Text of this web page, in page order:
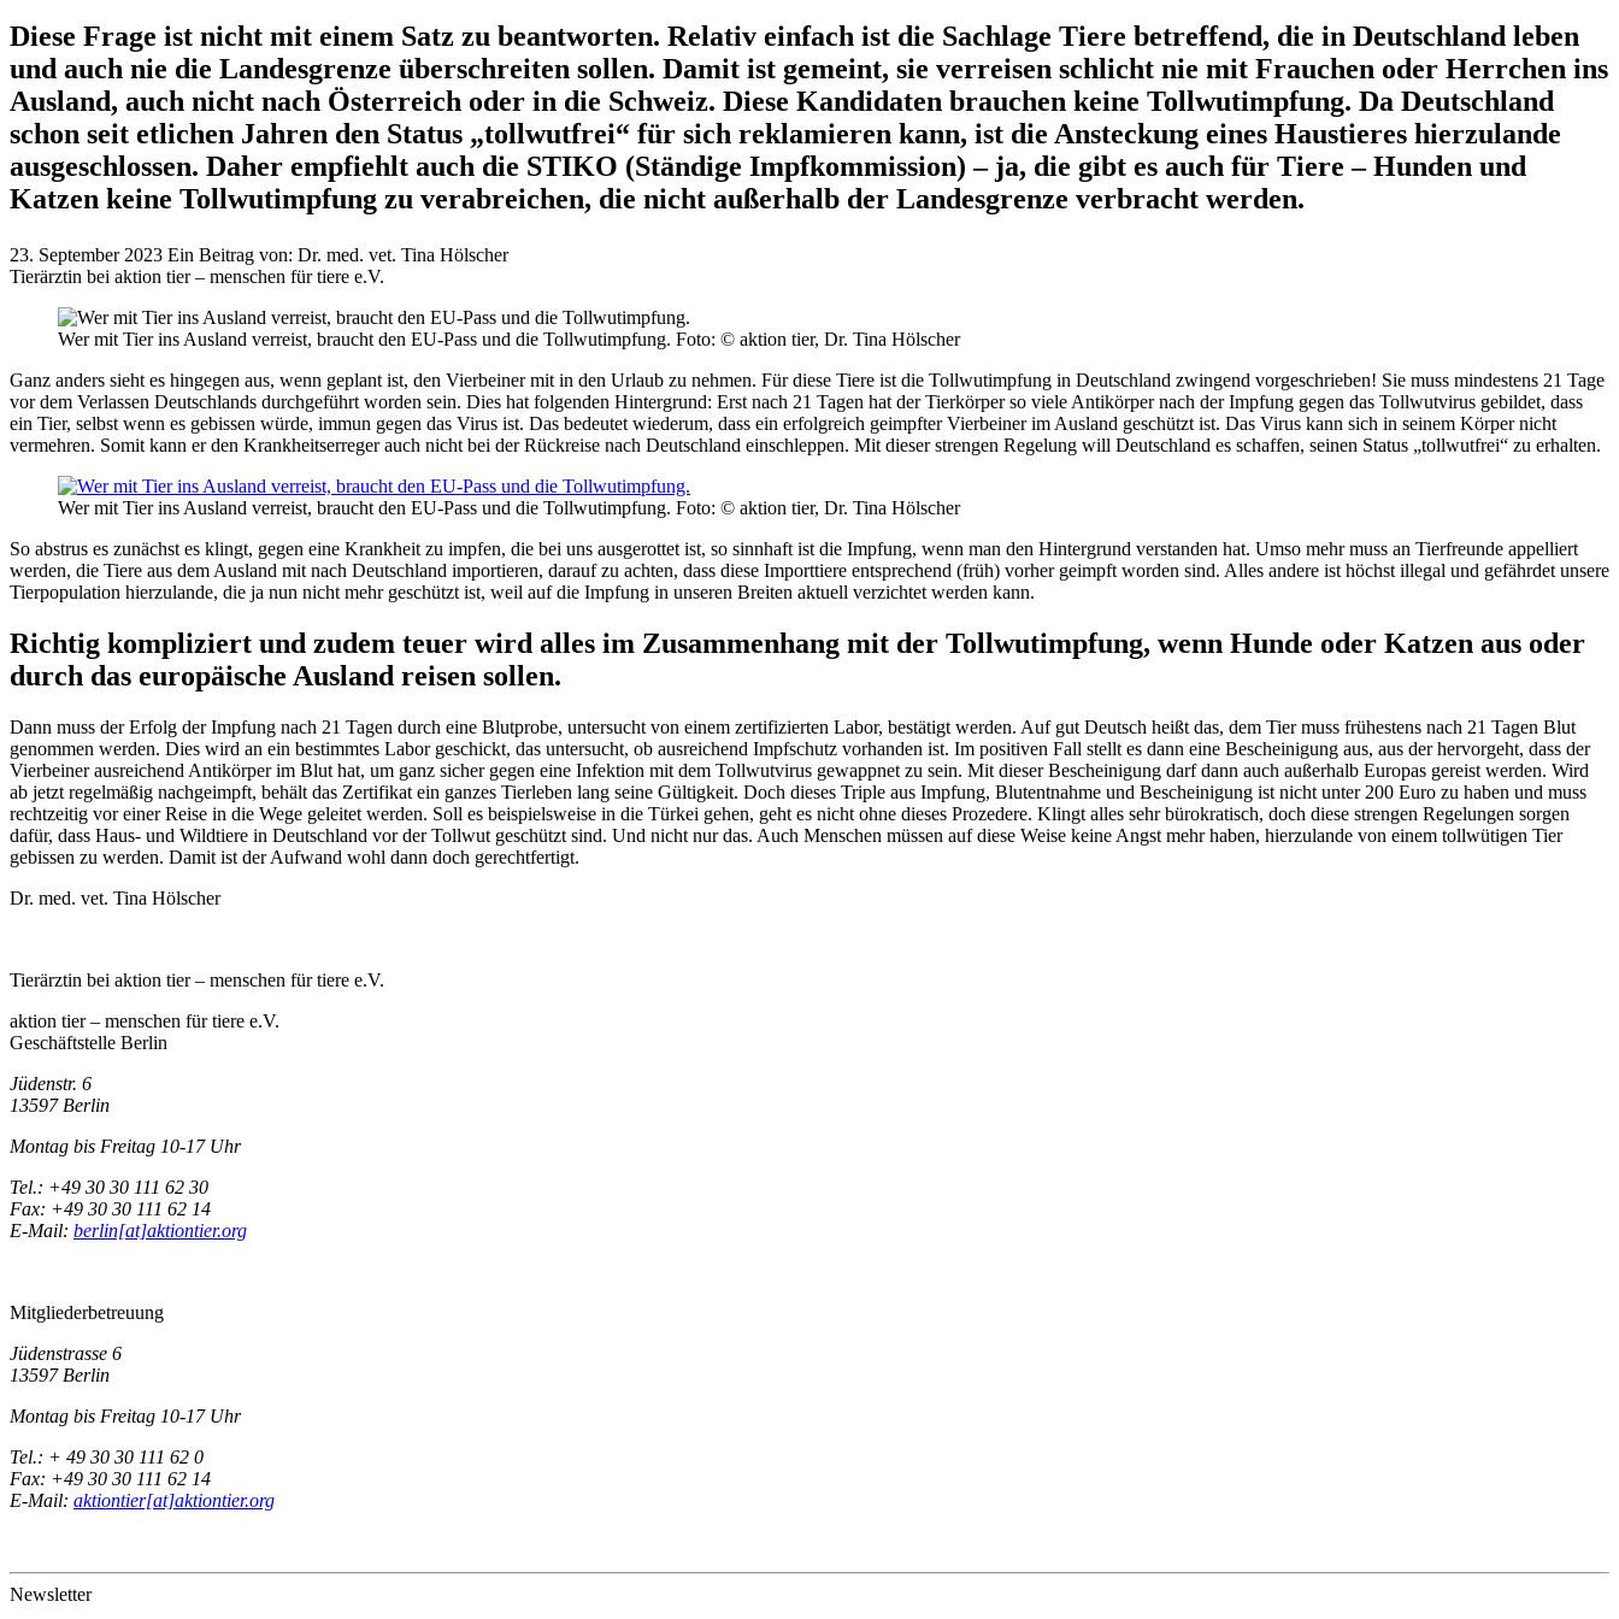
Diese Frage ist nicht mit einem Satz zu beantworten. Relativ einfach ist die Sachlage Tiere betreffend, die in Deutschland leben
und auch nie die Landesgrenze überschreiten sollen. Damit ist gemeint, sie verreisen schlicht nie mit Frauchen oder Herrchen ins
Ausland, auch nicht nach Österreich oder in die Schweiz. Diese Kandidaten brauchen keine Tollwutimpfung. Da Deutschland
schon seit etlichen Jahren den Status „tollwutfrei“ für sich reklamieren kann, ist die Ansteckung eines Haustieres hierzulande
ausgeschlossen. Daher empfiehlt auch die STIKO (Ständige Impfkommission) – ja, die gibt es auch für Tiere – Hunden und
Katzen keine Tollwutimpfung zu verabreichen, die nicht außerhalb der Landesgrenze verbracht werden.
23. September 2023 Ein Beitrag von: Dr. med. vet. Tina Hölscher
Tierärztin bei aktion tier – menschen für tiere e.V.
Wer mit Tier ins Ausland verreist, braucht den EU-Pass und die Tollwutimpfung. Foto: © aktion tier, Dr. Tina Hölscher
Ganz anders sieht es hingegen aus, wenn geplant ist, den Vierbeiner mit in den Urlaub zu nehmen. Für diese Tiere ist die Tollwutimpfung in Deutschland zwingend vorgeschrieben! Sie muss mindestens 21 Tage
vor dem Verlassen Deutschlands durchgeführt worden sein. Dies hat folgenden Hintergrund: Erst nach 21 Tagen hat der Tierkörper so viele Antikörper nach der Impfung gegen das Tollwutvirus gebildet, dass
ein Tier, selbst wenn es gebissen würde, immun gegen das Virus ist. Das bedeutet wiederum, dass ein erfolgreich geimpfter Vierbeiner im Ausland geschützt ist. Das Virus kann sich in seinem Körper nicht
vermehren. Somit kann er den Krankheitserreger auch nicht bei der Rückreise nach Deutschland einschleppen. Mit dieser strengen Regelung will Deutschland es schaffen, seinen Status „tollwutfrei“ zu erhalten.
Wer mit Tier ins Ausland verreist, braucht den EU-Pass und die Tollwutimpfung. Foto: © aktion tier, Dr. Tina Hölscher
So abstrus es zunächst es klingt, gegen eine Krankheit zu impfen, die bei uns ausgerottet ist, so sinnhaft ist die Impfung, wenn man den Hintergrund verstanden hat. Umso mehr muss an Tierfreunde appelliert
werden, die Tiere aus dem Ausland mit nach Deutschland importieren, darauf zu achten, dass diese Importtiere entsprechend (früh) vorher geimpft worden sind. Alles andere ist höchst illegal und gefährdet unsere
Tierpopulation hierzulande, die ja nun nicht mehr geschützt ist, weil auf die Impfung in unseren Breiten aktuell verzichtet werden kann.
Richtig kompliziert und zudem teuer wird alles im Zusammenhang mit der Tollwutimpfung, wenn Hunde oder Katzen aus oder
durch das europäische Ausland reisen sollen.
Dann muss der Erfolg der Impfung nach 21 Tagen durch eine Blutprobe, untersucht von einem zertifizierten Labor, bestätigt werden. Auf gut Deutsch heißt das, dem Tier muss frühestens nach 21 Tagen Blut
genommen werden. Dies wird an ein bestimmtes Labor geschickt, das untersucht, ob ausreichend Impfschutz vorhanden ist. Im positiven Fall stellt es dann eine Bescheinigung aus, aus der hervorgeht, dass der
Vierbeiner ausreichend Antikörper im Blut hat, um ganz sicher gegen eine Infektion mit dem Tollwutvirus gewappnet zu sein. Mit dieser Bescheinigung darf dann auch außerhalb Europas gereist werden. Wird
ab jetzt regelmäßig nachgeimpft, behält das Zertifikat ein ganzes Tierleben lang seine Gültigkeit. Doch dieses Triple aus Impfung, Blutentnahme und Bescheinigung ist nicht unter 200 Euro zu haben und muss
rechtzeitig vor einer Reise in die Wege geleitet werden. Soll es beispielsweise in die Türkei gehen, geht es nicht ohne dieses Prozedere. Klingt alles sehr bürokratisch, doch diese strengen Regelungen sorgen
dafür, dass Haus- und Wildtiere in Deutschland vor der Tollwut geschützt sind. Und nicht nur das. Auch Menschen müssen auf diese Weise keine Angst mehr haben, hierzulande von einem tollwütigen Tier
gebissen zu werden. Damit ist der Aufwand wohl dann doch gerechtfertigt.
Dr. med. vet. Tina Hölscher
Tierärztin bei aktion tier – menschen für tiere e.V.
aktion tier – menschen für tiere e.V.
Geschäftstelle Berlin
Jüdenstr. 6
13597 Berlin
Montag bis Freitag 10-17 Uhr
Tel.: +49 30 30 111 62 30
Fax: +49 30 30 111 62 14
E-Mail: berlin[at]aktiontier.org
Mitgliederbetreuung
Jüdenstrasse 6
13597 Berlin
Montag bis Freitag 10-17 Uhr
Tel.: + 49 30 30 111 62 0
Fax: +49 30 30 111 62 14
E-Mail: aktiontier[at]aktiontier.org
Newsletter